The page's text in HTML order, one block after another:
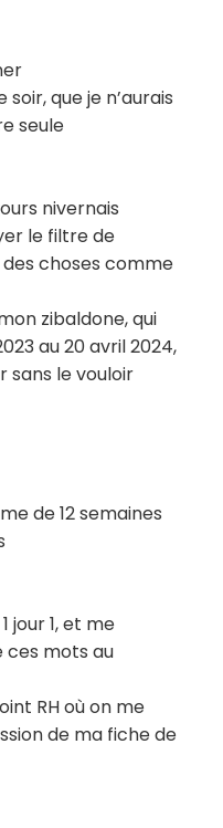
que je n’aurais
seule
nivernais
le filtre de
choses comme
zibaldone, qui
au 20 avril 2024,
sans le vouloir
de 12 semaines
jour 1, et me
ces mots au
RH où on me
de ma fiche de